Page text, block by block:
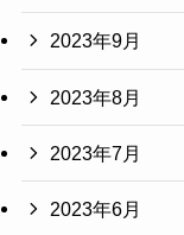
2023年9月
2023年8月
2023年7月
2023年6月